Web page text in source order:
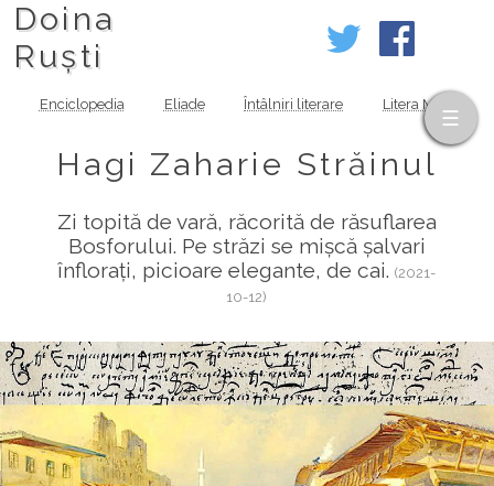
Doina
Ruști
Enciclopedia Eliade Întâlniri literare Litera MOV
Hagi Zaharie Străinul
Zi topită de vară, răcorită de răsuflarea
Bosforului. Pe străzi se mișcă șalvari
înflorați, picioare elegante, de cai.(2021-
10-12)